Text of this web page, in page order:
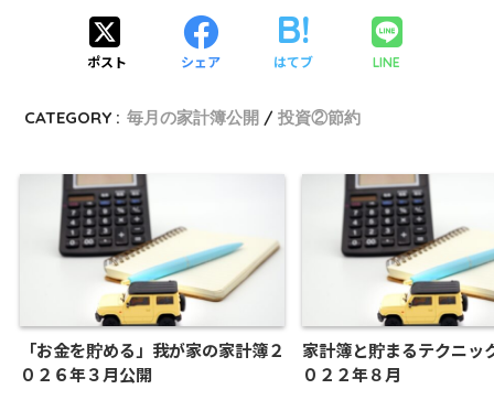
ポスト シェア はてブ LINE
CATEGORY : 毎月の家計簿公開 投資②節約
「お金を貯める」我が家の家計簿２
０２６年３月公開
家計簿と貯まるテクニッ
０２２年８月